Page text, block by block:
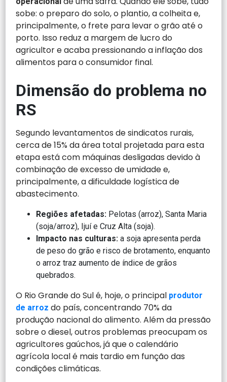
sobe: o preparo do solo, o plantio, a colheita e,
principalmente, o frete para levar o grão até o
porto. Isso reduz a margem de lucro do
agricultor e acaba pressionando a inflação dos
alimentos para o consumidor final.
Dimensão do problema no
RS
Segundo levantamentos de sindicatos rurais,
cerca de 15% da área total projetada para esta
etapa está com máquinas desligadas devido à
combinação de excesso de umidade e,
principalmente, a dificuldade logística de
abastecimento.
Regiões afetadas: Pelotas (arroz), Santa Maria
(soja/arroz), Ijuí e Cruz Alta (soja).
Impacto nas culturas: a soja apresenta perda
de peso do grão e risco de brotamento, enquanto
o arroz traz aumento de índice de grãos
quebrados.
O Rio Grande do Sul é, hoje, o principal produtor
de arroz do país, concentrando 70% da
produção nacional do alimento. Além da pressão
sobre o diesel, outros problemas preocupam os
agricultores gaúchos, já que o calendário
agrícola local é mais tardio em função das
condições climáticas.